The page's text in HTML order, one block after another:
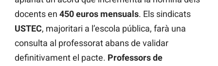
docents en 450 euros mensuals. Els sindicats
USTEC, majoritari a l’escola pública, farà una
consulta al professorat abans de validar
definitivament el pacte. Professors de